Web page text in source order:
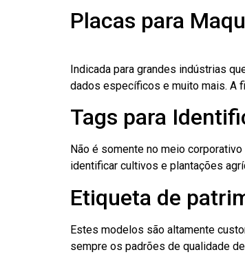
Placas para
Indicada para grandes indústrias
dados específicos e muito mais. A
Tags para
Não é somente no meio
identificar cultivos e plantações
Etiqueta de
Estes modelos são altamente
sempre os padrões de qualidade